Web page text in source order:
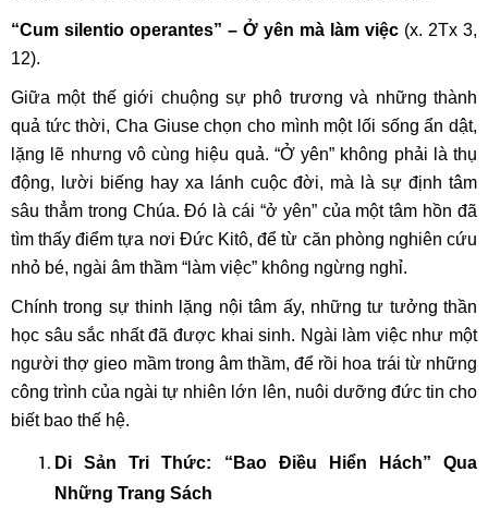
“Cum silentio operantes” – Ở yên mà làm việc (x. 2Tx 3,
12).
Giữa một thế giới chuộng sự phô trương và những thành
quả tức thời, Cha Giuse chọn cho mình một lối sống ẩn dật,
lặng lẽ nhưng vô cùng hiệu quả. “Ở yên” không phải là thụ
động, lười biếng hay xa lánh cuộc đời, mà là sự định tâm
sâu thẳm trong Chúa. Đó là cái “ở yên” của một tâm hồn đã
tìm thấy điểm tựa nơi Đức Kitô, để từ căn phòng nghiên cứu
nhỏ bé, ngài âm thầm “làm việc” không ngừng nghỉ.
Chính trong sự thinh lặng nội tâm ấy, những tư tưởng thần
học sâu sắc nhất đã được khai sinh. Ngài làm việc như một
người thợ gieo mầm trong âm thầm, để rồi hoa trái từ những
công trình của ngài tự nhiên lớn lên, nuôi dưỡng đức tin cho
biết bao thế hệ.
Di Sản Tri Thức: “Bao Điều Hiển Hách” Qua
Những Trang Sách